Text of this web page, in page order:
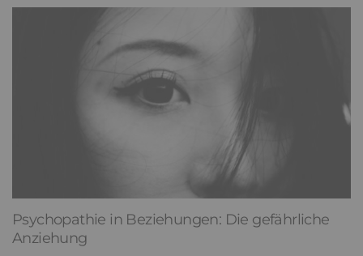
Psychopathie in Beziehungen: Die gefährliche
Anziehung